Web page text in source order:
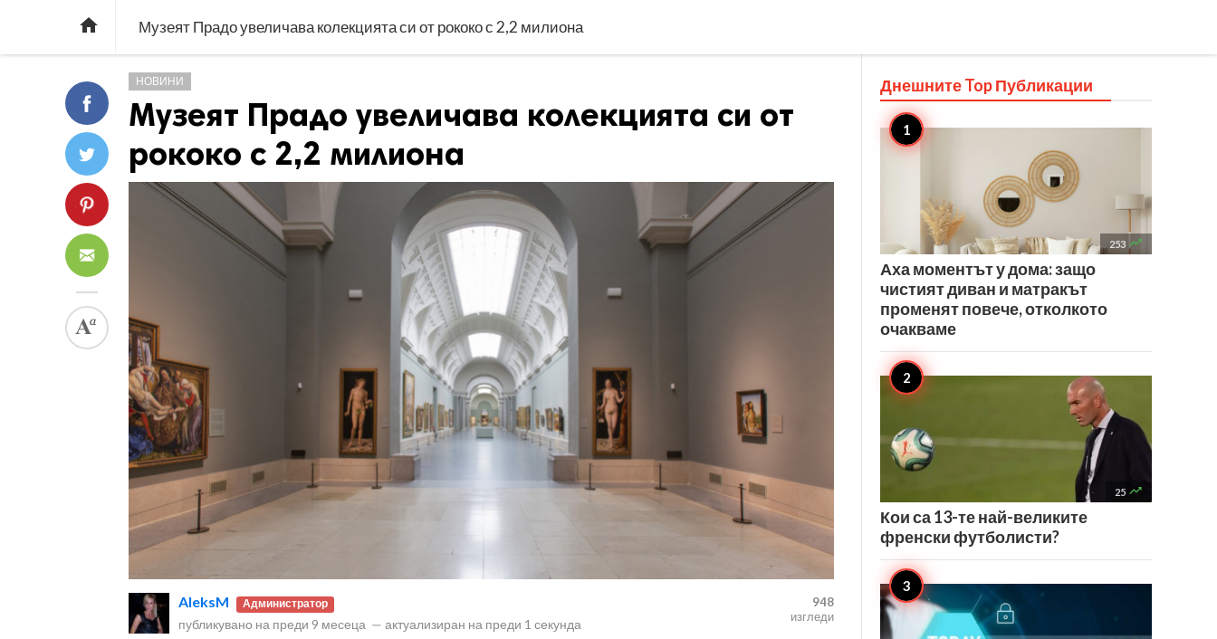
 Музеят Прадо увеличава колекцията си от рококо с 2,2 милиона
НОВИНИ
Музеят Прадо увеличава колекцията си от
рококо с 2,2 милиона
AleksM Администратор
публикувано на преди 9 месеца — актуализиран на преди 1 секунда
948
изгледи
Днешните TopПубликации
253 
Аха моментът у дома: защо
чистият диван и матракът
променят повече, отколкото
очакваме
25 
Кои са 13-те най-великите
френски футболисти?